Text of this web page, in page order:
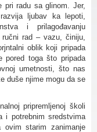
pri radu sa glinom. Jer,
ljubav ka lepoti,
i prilagođavanju
rad – vazu, činiju,
oblik koji pripada
pored toga što pripada
umetnosti, što nas
duše njime mogu da se
pripremljenoj školi
i potrebnim sredstvima
starim zanimanje